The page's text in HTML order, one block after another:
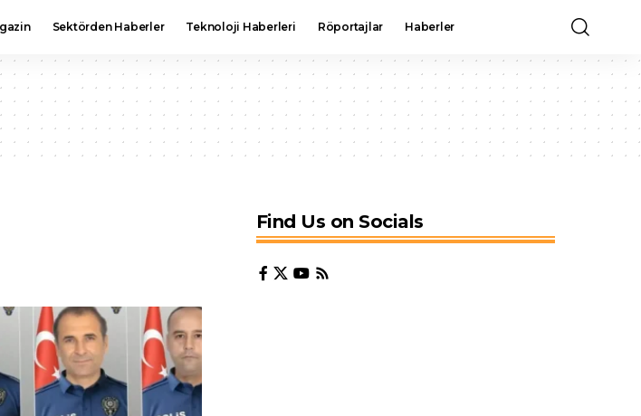
Sektörden Haberler Teknoloji Haberleri Röportajlar Haberler
Find Us on Socials